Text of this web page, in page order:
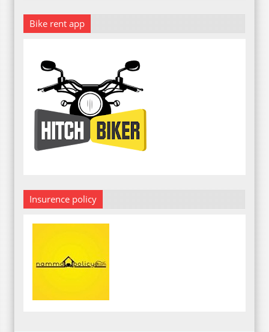
Bike rent app
Insurence policy